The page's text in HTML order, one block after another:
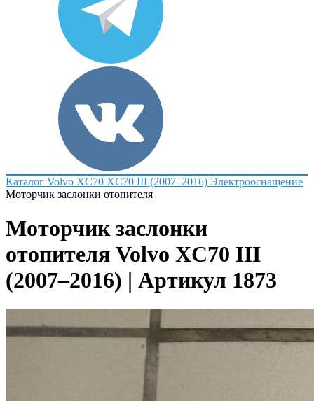
Каталог Volvo XC70 XC70 III (2007–2016) Электрооснащение
Моторчик заслонки отопителя
Моторчик заслонки
отопителя Volvo XC70 III
(2007–2016) | Артикул 1873